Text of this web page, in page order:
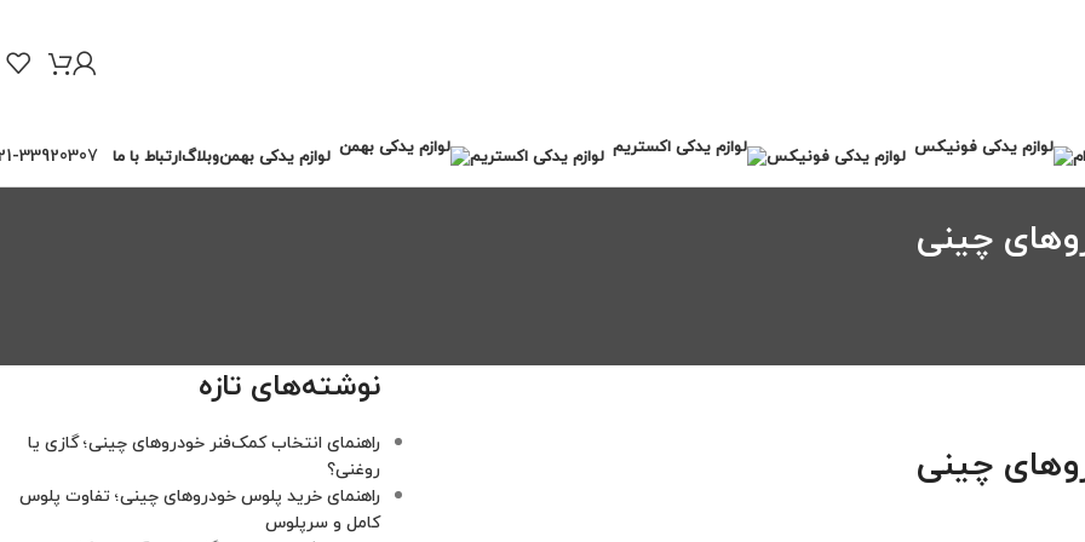
لوازم یدکی فونیکس لوازم یدکی اکستریم لوازم یدکی بهمنوبلاگارتباط با ما 33920307
چینی
چینی
نوشته‌های تازه
راهنمای انتخاب کمک‌فنر خودروهای چینی؛ گازی یا
روغنی؟
راهنمای خرید پلوس خودروهای چینی؛ تفاوت پلوس
کامل و سرپلوس